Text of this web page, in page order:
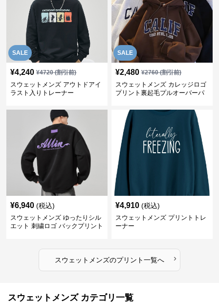
SALE
¥4,240 ¥4720(割引前)
スウェットメンズ アウトドアイ
ラスト入りトレーナー
SALE
¥2,480 ¥2760(割引前)
スウェットメンズ カレッジロゴ
プリント裏起毛プルオーバーパ
¥6,940 (税込)
スウェットメンズ ゆったりシル
エット 刺繍ロゴ バックプリント
¥4,910 (税込)
スウェットメンズ プリントトレ
ーナー
スウェットメンズのプリント一覧へ ›
スウェットメンズ カテゴリ一覧